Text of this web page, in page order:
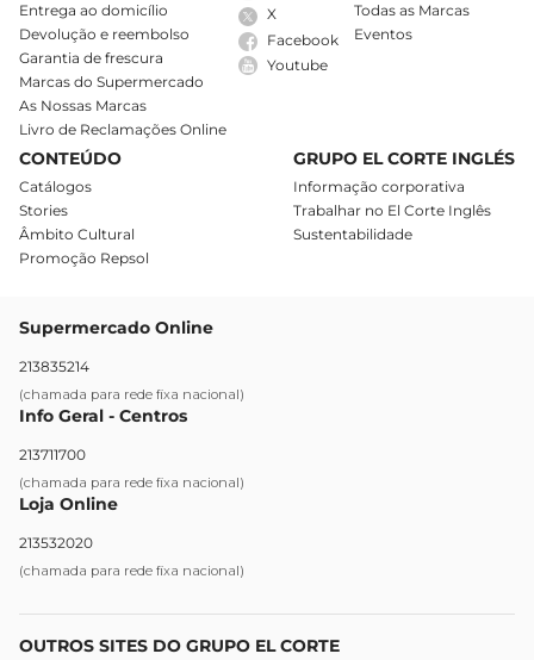
Entrega ao domicílio
Devolução e reembolso
Garantia de frescura
Marcas do Supermercado
As Nossas Marcas
Livro de Reclamações Online
X
Facebook
Youtube
Todas as Marcas
Eventos
CONTEÚDO
Catálogos
Stories
Âmbito Cultural
Promoção Repsol
GRUPO EL CORTE INGLÉS
Informação corporativa
Trabalhar no El Corte Inglês
Sustentabilidade
Supermercado Online
213835214
(chamada para rede fixa nacional)
Info Geral - Centros
213711700
(chamada para rede fixa nacional)
Loja Online
213532020
(chamada para rede fixa nacional)
OUTROS SITES DO GRUPO EL CORTE